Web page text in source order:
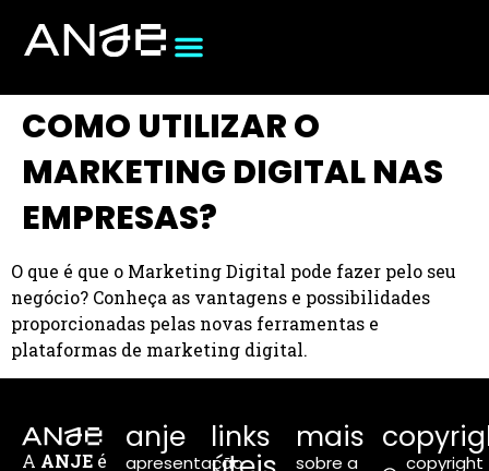
COMO UTILIZAR O
MARKETING DIGITAL NAS
EMPRESAS?
O que é que o Marketing Digital pode fazer pelo seu
negócio? Conheça as vantagens e possibilidades
proporcionadas pelas novas ferramentas e
plataformas de marketing digital.
A ANJE é
anje
apresentação
links mais
sobre a
copyright